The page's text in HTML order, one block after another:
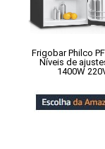
Frigobar Philco
Níveis de
1400W